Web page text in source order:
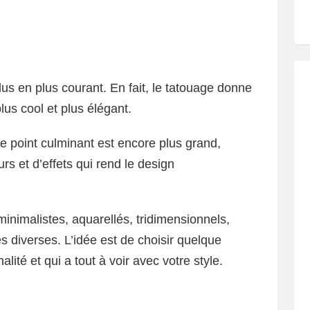
en plus courant. En fait, le tatouage donne
cool et plus élégant.
point culminant est encore plus grand,
et d’effets qui rend le design
aquarellés, tridimensionnels,
diverses. L’idée est de choisir quelque
et qui a tout à voir avec votre style.